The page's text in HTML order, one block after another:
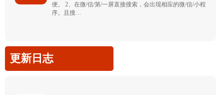
便。 2、在微/信/第/一屏直接搜索，会出现相应的微/信/小程
序。且搜…
更新日志